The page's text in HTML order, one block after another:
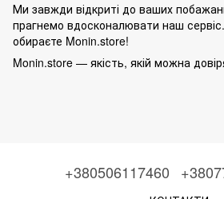
Ми завжди відкриті до ваших
прагнемо вдосконалювати наш
обираєте Monin.store!
Monin.store — якість, якій можна
+380506117460